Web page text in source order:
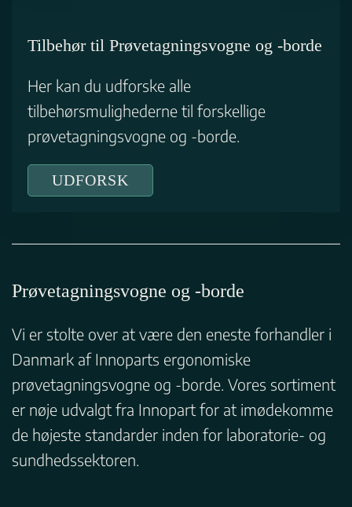
Tilbehør til Prøvetagningsvogne og -borde
Her kan du udforske alle
tilbehørsmulighederne til forskellige
prøvetagningsvogne og -borde.
UDFORSK
Prøvetagningsvogne og -borde
Vi er stolte over at være den eneste forhandler i
Danmark af Innoparts ergonomiske
prøvetagningsvogne og -borde. Vores sortiment
er nøje udvalgt fra Innopart for at imødekomme
de højeste standarder inden for laboratorie- og
sundhedssektoren.